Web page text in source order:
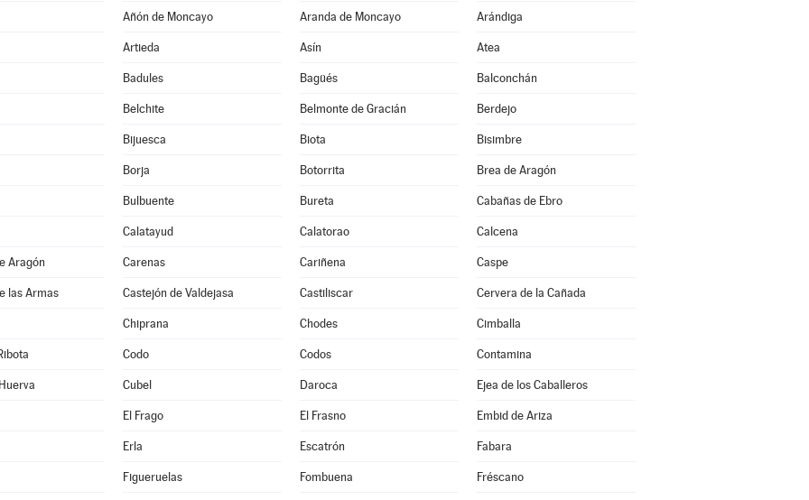
Añón de Moncayo Aranda de Moncayo Arándiga
Artieda Asín Atea
Badules Bagüés Balconchán
Belchite Belmonte de Gracián Berdejo
Bijuesca Biota Bisimbre
Borja Botorrita Brea de Aragón
Bulbuente Bureta Cabañas de Ebro
Calatayud Calatorao Calcena
Aragón Carenas Cariñena Caspe
las Armas Castejón de Valdejasa Castiliscar Cervera de la Cañada
Chiprana Chodes Cimballa
Codo Codos Contamina
Cubel Daroca Ejea de los Caballeros
El Frago El Frasno Embid de Ariza
Erla Escatrón Fabara
Figueruelas Fombuena Fréscano